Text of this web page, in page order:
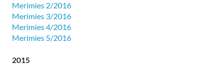
Merimies 2/2016
Merimies 3/2016
Merimies 4/2016
Merimies 5/2016
2015